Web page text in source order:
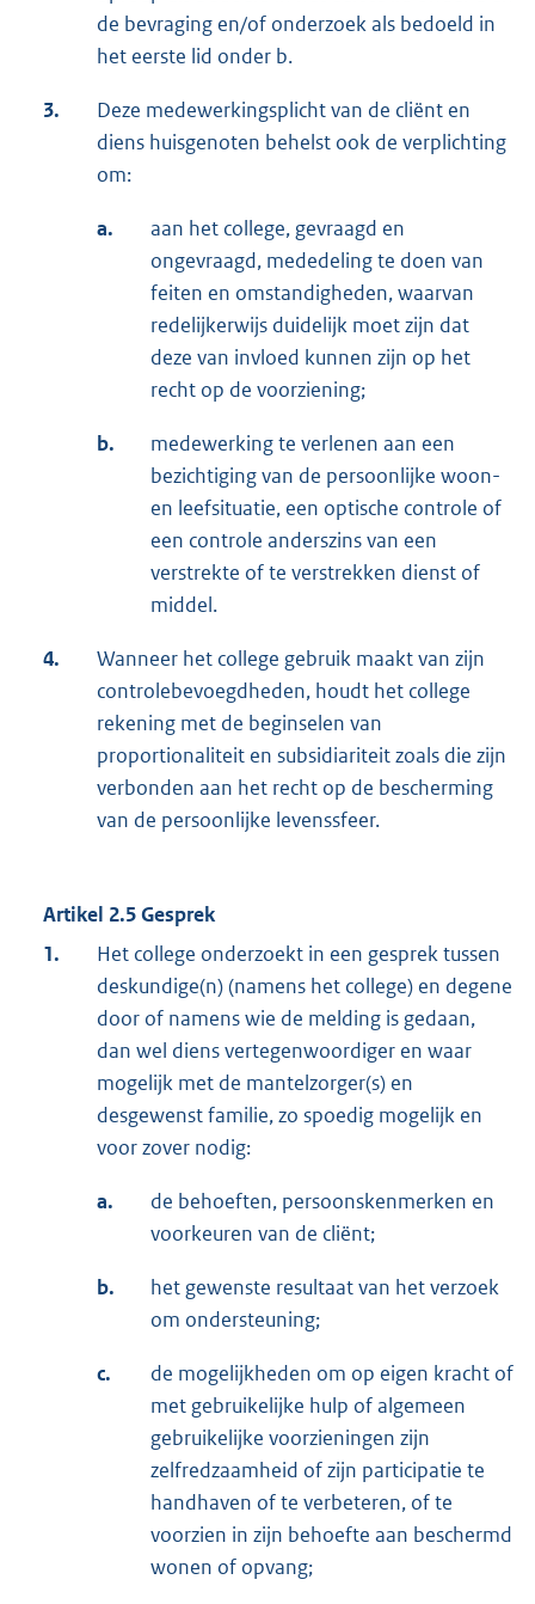
de bevraging en/of onderzoek als bedoeld in
het eerste lid onder b.
3.
Deze medewerkingsplicht van de cliënt en
diens huisgenoten behelst ook de verplichting
om:
a.
aan het college, gevraagd en
ongevraagd, mededeling te doen van
feiten en omstandigheden, waarvan
redelijkerwijs duidelijk moet zijn dat
deze van invloed kunnen zijn op het
recht op de voorziening;
b.
medewerking te verlenen aan een
bezichtiging van de persoonlijke woon-
en leefsituatie, een optische controle of
een controle anderszins van een
verstrekte of te verstrekken dienst of
middel.
4.
Wanneer het college gebruik maakt van zijn
controlebevoegdheden, houdt het college
rekening met de beginselen van
proportionaliteit en subsidiariteit zoals die zijn
verbonden aan het recht op de bescherming
van de persoonlijke levenssfeer.
Artikel 2.5 Gesprek
1.
Het college onderzoekt in een gesprek tussen
deskundige(n) (namens het college) en degene
door of namens wie de melding is gedaan,
dan wel diens vertegenwoordiger en waar
mogelijk met de mantelzorger(s) en
desgewenst familie, zo spoedig mogelijk en
voor zover nodig:
a.
de behoeften, persoonskenmerken en
voorkeuren van de cliënt;
b.
het gewenste resultaat van het verzoek
om ondersteuning;
c.
de mogelijkheden om op eigen kracht of
met gebruikelijke hulp of algemeen
gebruikelijke voorzieningen zijn
zelfredzaamheid of zijn participatie te
handhaven of te verbeteren, of te
voorzien in zijn behoefte aan beschermd
wonen of opvang;